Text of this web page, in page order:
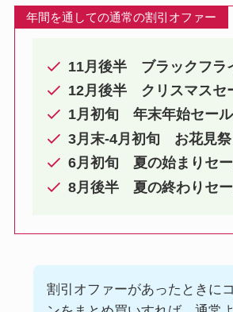
年間を通しての通常の割引オファー
11月後半 ブラックフラ
12月後半 クリスマスセ
1月初旬 年末年始セール
3月末-4月初旬 お花見祭
6月初旬 夏の始まりセ
8月後半 夏の終わりセ
割引オファーがあったときに